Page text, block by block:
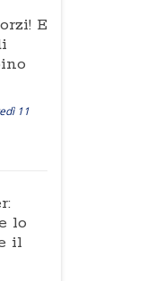
E
11
lo
il